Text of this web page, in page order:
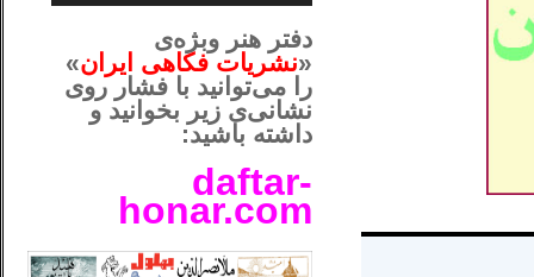
دفتر هنر وبژه‌ی
«نشریات فکاهی ایران»
را می‌توانید با فشار روی
نشانی‌ی زیر بخوانید و
داشته باشید:
daftar-
honar.com